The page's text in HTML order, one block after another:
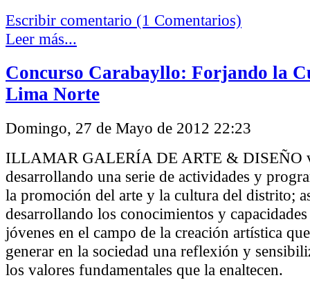
Escribir comentario (1 Comentarios)
Leer más...
Concurso Carabayllo: Forjando la
Lima Norte
Domingo, 27 de Mayo de 2012 22:23
ILLAMAR GALERÍA DE ARTE & DISEÑO
desarrollando una serie de actividades y
la promoción del arte y la cultura del distrito;
desarrollando los conocimientos y
jóvenes en el campo de la creación artística
generar en la sociedad una reflexión y
los valores fundamentales que la enaltecen.